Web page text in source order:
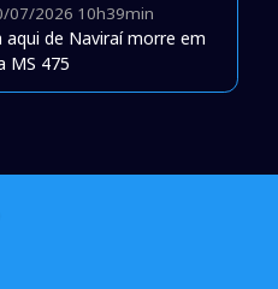
07/2026 10h39min
aqui de Naviraí morre em
MS 475